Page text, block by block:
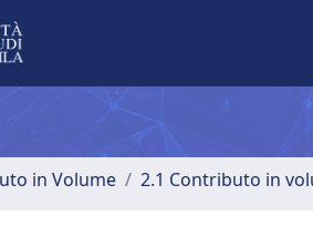
in Volume 2.1 Contributo in